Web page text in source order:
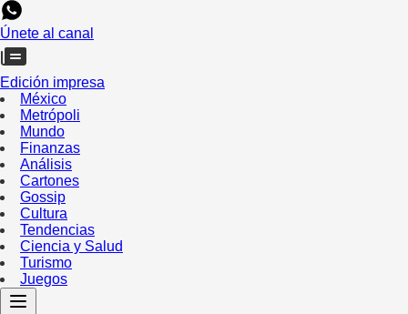
Únete al canal
Edición impresa
México
Metrópoli
Mundo
Finanzas
Análisis
Cartones
Gossip
Cultura
Tendencias
Ciencia y Salud
Turismo
Juegos